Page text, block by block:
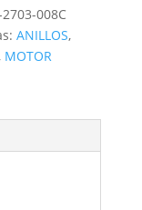
008C
ANILLOS,
MOTOR